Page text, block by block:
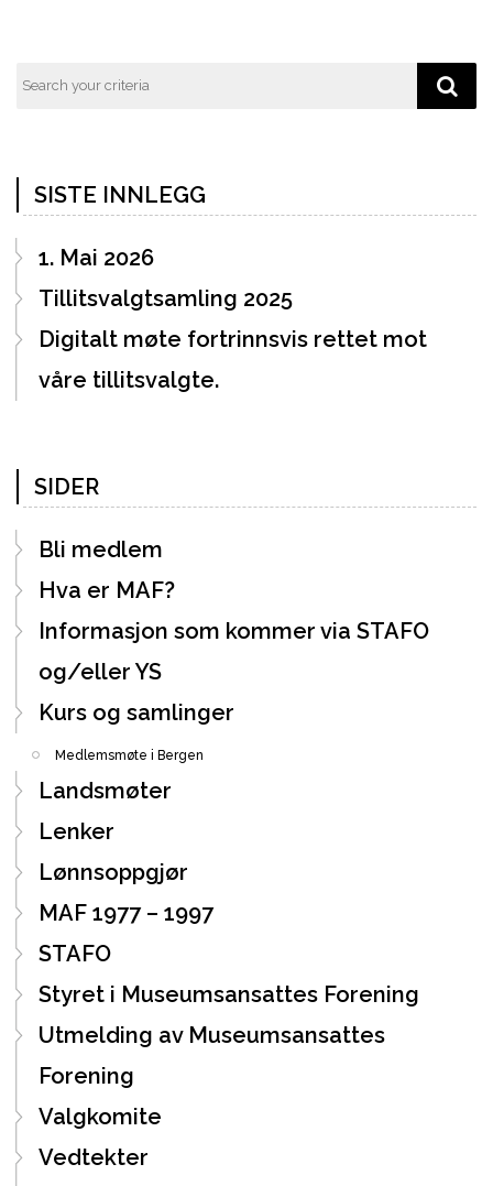
SISTE INNLEGG
1. Mai 2026
Tillitsvalgtsamling 2025
Digitalt møte fortrinnsvis rettet mot
våre tillitsvalgte.
SIDER
Bli medlem
Hva er MAF?
Informasjon som kommer via STAFO
og/eller YS
Kurs og samlinger
Medlemsmøte i Bergen
Landsmøter
Lenker
Lønnsoppgjør
MAF 1977 – 1997
STAFO
Styret i Museumsansattes Forening
Utmelding av Museumsansattes
Forening
Valgkomite
Vedtekter